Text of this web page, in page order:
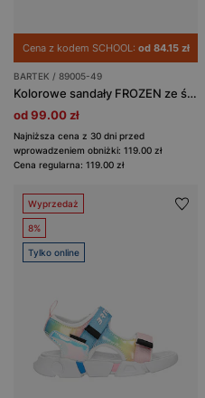
Cena z kodem SCHOOL: od 84.15 zł
BARTEK / 89005-49
Kolorowe sandały FROZEN ze świecącą podeszwą BARTEK 89005-49
od 99.00 zł
Najniższa cena z 30 dni przed
wprowadzeniem obniżki: 119.00 zł
Cena regularna: 119.00 zł
Wyprzedaż
8%
Tylko online